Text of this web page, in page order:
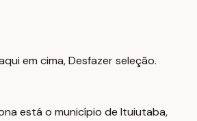
em cima, Desfazer seleção.
está o município de Ituiutaba,